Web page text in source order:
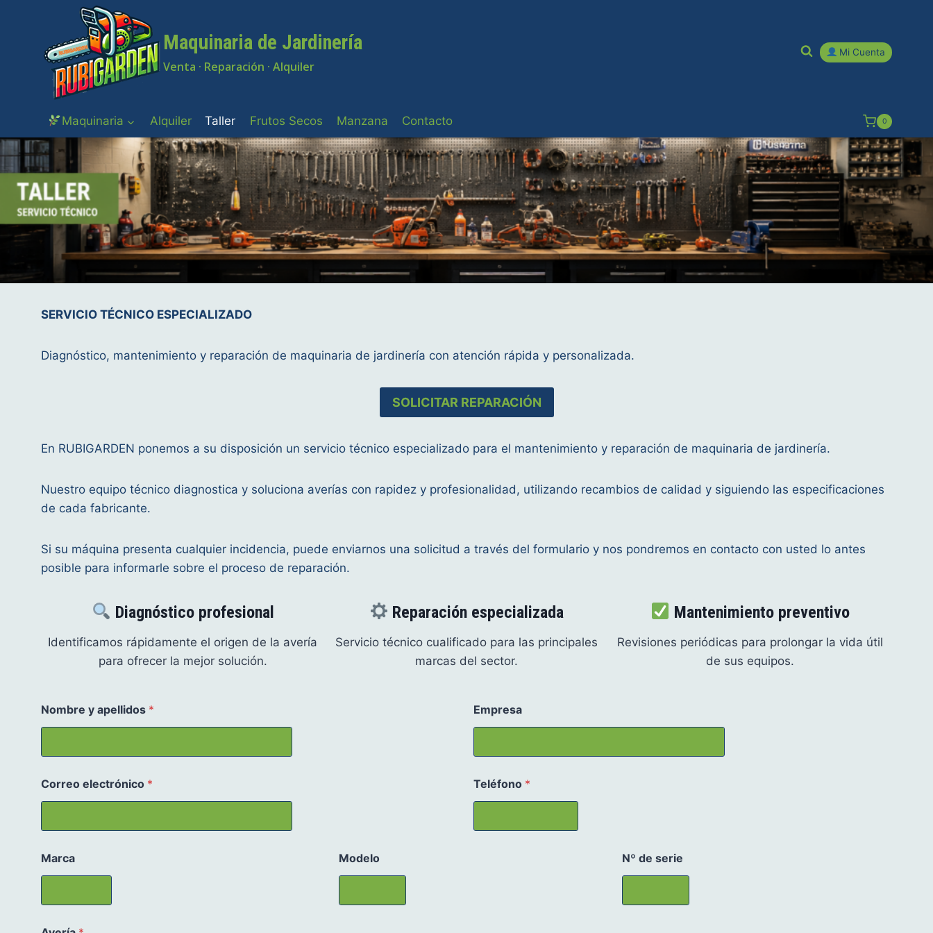
contenido
Maquinaria de Jardinería
Venta · Reparación · Alquiler
Mi Cuenta
Maquinaria Alquiler Taller Frutos Secos Manzana Contacto 0
SERVICIO TÉCNICO ESPECIALIZADO
Diagnóstico, mantenimiento y reparación de maquinaria de jardinería con atención rápida y personalizada.
SOLICITAR REPARACIÓN
En RUBIGARDEN ponemos a su disposición un servicio técnico especializado para el mantenimiento y reparación de maquinaria de jardinería.
Nuestro equipo técnico diagnostica y soluciona averías con rapidez y profesionalidad, utilizando recambios de calidad y siguiendo las especificaciones
de cada fabricante.
Si su máquina presenta cualquier incidencia, puede enviarnos una solicitud a través del formulario y nos pondremos en contacto con usted lo antes
posible para informarle sobre el proceso de reparación.
Diagnóstico profesional
Identificamos rápidamente el origen de la avería
para ofrecer la mejor solución.
Reparación especializada
Servicio técnico cualificado para las principales
marcas del sector.
Mantenimiento preventivo
Revisiones periódicas para prolongar la vida útil
de sus equipos.
Nombre y apellidos * Empresa
Correo electrónico * Teléfono *
Marca Modelo Nº de serie